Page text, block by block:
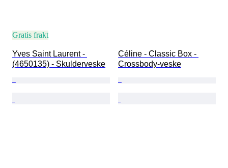
Gratis frakt
Yves Saint Laurent -
(4650135) - Skulderveske
Céline - Classic Box -
Crossbody-veske